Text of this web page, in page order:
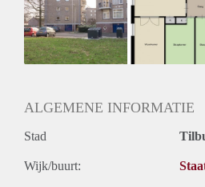
Geschikt voor studenten:
ALGEMENE INFORMATIE
Stad
Wijk/buurt: